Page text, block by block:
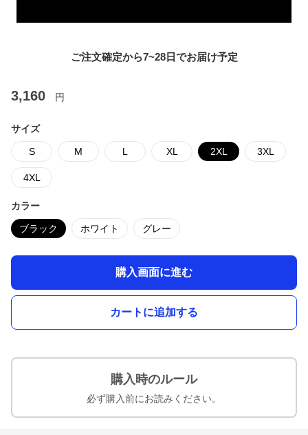
ご注文確定から7~28日でお届け予定
3,160 円
サイズ
S M L XL 2XL 3XL
4XL
カラー
ブラック ホワイト グレー
購入画面に進む
カートに追加する
購入時のルール
必ず購入前にお読みください。